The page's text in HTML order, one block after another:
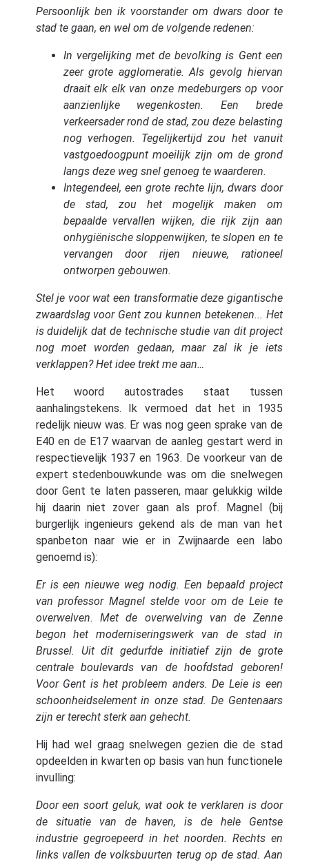
Persoonlijk ben ik voorstander om dwars door te
stad te gaan, en wel om de volgende redenen:
In vergelijking met de bevolking is Gent een
zeer grote agglomeratie. Als gevolg hiervan
draait elk ​​elk van onze medeburgers op voor
aanzienlijke wegenkosten. Een brede
verkeersader rond de stad, zou deze belasting
nog verhogen. Tegelijkertijd zou het vanuit
vastgoedoogpunt moeilijk zijn om de grond
langs deze weg snel genoeg te waarderen.
Integendeel, een grote rechte lijn, dwars door
de stad, zou het mogelijk maken om
bepaalde vervallen wijken, die rijk zijn aan
onhygiënische sloppenwijken, te slopen en te
vervangen door rijen nieuwe, rationeel
ontworpen gebouwen.
Stel je voor wat een transformatie deze gigantische
zwaardslag voor Gent zou kunnen betekenen... Het
is duidelijk dat de technische studie van dit project
nog moet worden gedaan, maar zal ik je iets
verklappen? Het idee trekt me aan…
Het woord autostrades staat tussen
aanhalingstekens. Ik vermoed dat het in 1935
redelijk nieuw was. Er was nog geen sprake van de
E40 en de E17 waarvan de aanleg gestart werd in
respectievelijk 1937 en 1963. De voorkeur van de
expert stedenbouwkunde was om die snelwegen
door Gent te laten passeren, maar gelukkig wilde
hij daarin niet zover gaan als prof. Magnel (bij
burgerlijk ingenieurs gekend als de man van het
spanbeton naar wie er in Zwijnaarde een labo
genoemd is):
Er is een nieuwe weg nodig. Een bepaald project
van professor Magnel stelde voor om de Leie te
overwelven. Met de overwelving van de Zenne
begon het moderniseringswerk van de stad in
Brussel. Uit dit gedurfde initiatief zijn de grote
centrale boulevards van de hoofdstad geboren!
Voor Gent is het probleem anders. De Leie is een
schoonheidselement in onze stad. De Gentenaars
zijn er terecht sterk aan gehecht.
Hij had wel graag snelwegen gezien die de stad
opdeelden in kwarten op basis van hun functionele
invulling:
Door een soort geluk, wat ook te verklaren is door
de situatie van de haven, is de hele Gentse
industrie gegroepeerd in het noorden. Rechts en
links vallen de volksbuurten terug op de stad. Aan